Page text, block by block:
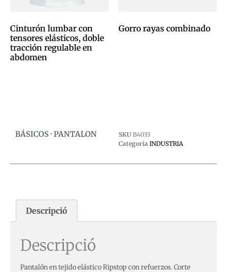
Cinturón lumbar con
tensores elásticos, doble
tracción regulable en
abdomen
Gorro rayas combinado
BÁSICOS · PANTALON SKU B4033
Categoria INDUSTRIA
Descripció
Descripció
Pantalón en tejido elástico Ripstop con refuerzos. Corte